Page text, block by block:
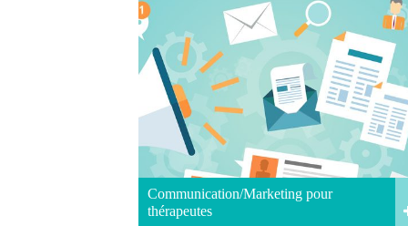
Communication/Marketing pour
thérapeutes